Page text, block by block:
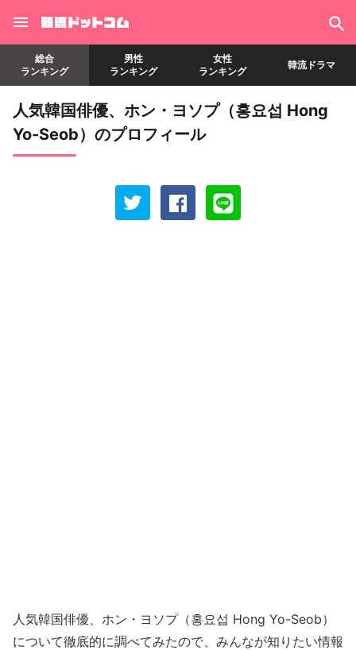
総合
ランキング
男性
ランキング
女性
ランキング
韓流ドラマ
人気韓国俳優、ホン・ヨソプ（홍요섭 Hong
Yo-Seob）のプロフィール
人気韓国俳優、ホン・ヨソプ（홍요섭 Hong Yo-Seob）
について徹底的に調べてみたので、みんなが知りたい情報